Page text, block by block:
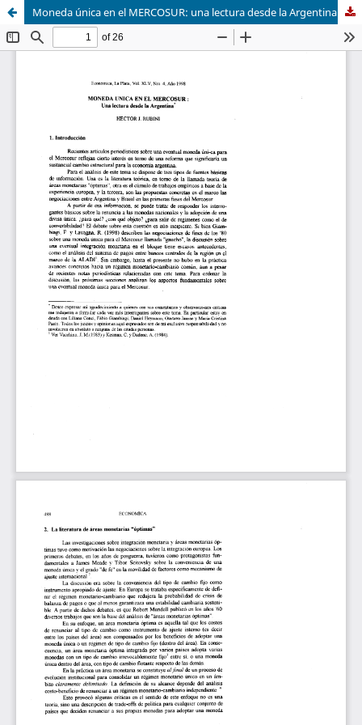
Moneda única en el MERCOSUR: una lectura desde la Argentina